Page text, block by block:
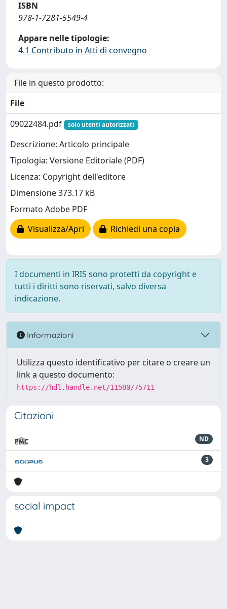
ISBN
978-1-7281-5549-4
Appare nelle tipologie:
4.1 Contributo in Atti di convegno
File in questo prodotto:
File
09022484.pdf
solo utenti autorizzati
Descrizione: Articolo principale
Tipologia: Versione Editoriale (PDF)
Licenza: Copyright dell'editore
Dimensione 373.17 kB
Formato Adobe PDF
Visualizza/Apri
Richiedi una copia
I documenti in IRIS sono protetti da copyright e
tutti i diritti sono riservati, salvo diversa
indicazione.
Informazioni
Utilizza questo identificativo per citare o creare un
link a questo documento:
https://hdl.handle.net/11580/75711
Citazioni
ND
3
social impact